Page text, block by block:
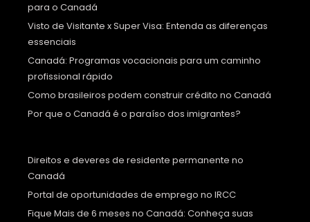
para o Canadá
Visto de Visitante x Super Visa: Entenda as diferenças
essenciais
Canadá: Programas vocacionais para um caminho
profissional rápido
Como brasileiros podem construir crédito no Canadá
Por que o Canadá é o paraíso dos imigrantes?
Direitos e deveres de residente permanente no
Canadá
Portal de oportunidades de emprego no IRCC
Fique Mais de 6 meses no Canadá: Conheça suas